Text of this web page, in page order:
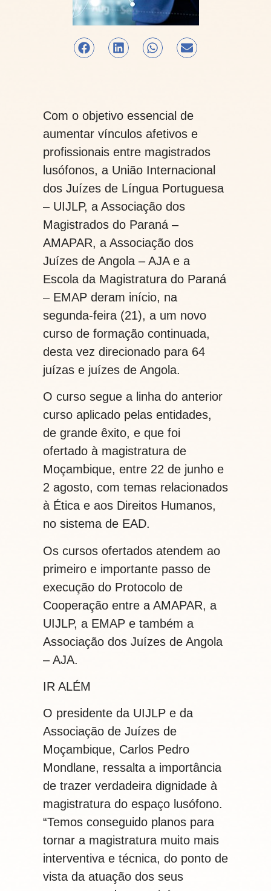
Com o objetivo essencial de
aumentar vínculos afetivos e
profissionais entre magistrados
lusófonos, a União Internacional
dos Juízes de Língua Portuguesa
– UIJLP, a Associação dos
Magistrados do Paraná –
AMAPAR, a Associação dos
Juízes de Angola – AJA e a
Escola da Magistratura do Paraná
– EMAP deram início, na
segunda-feira (21), a um novo
curso de formação continuada,
desta vez direcionado para 64
juízas e juízes de Angola.
O curso segue a linha do anterior
curso aplicado pelas entidades,
de grande êxito, e que foi
ofertado à magistratura de
Moçambique, entre 22 de junho e
2 agosto, com temas relacionados
à Ética e aos Direitos Humanos,
no sistema de EAD.
Os cursos ofertados atendem ao
primeiro e importante passo de
execução do Protocolo de
Cooperação entre a AMAPAR, a
UIJLP, a EMAP e também a
Associação dos Juízes de Angola
– AJA.
IR ALÉM
O presidente da UIJLP e da
Associação de Juízes de
Moçambique, Carlos Pedro
Mondlane, ressalta a importância
de trazer verdadeira dignidade à
magistratura do espaço lusófono.
“Temos conseguido planos para
tornar a magistratura muito mais
interventiva e técnica, do ponto de
vista da atuação dos seus